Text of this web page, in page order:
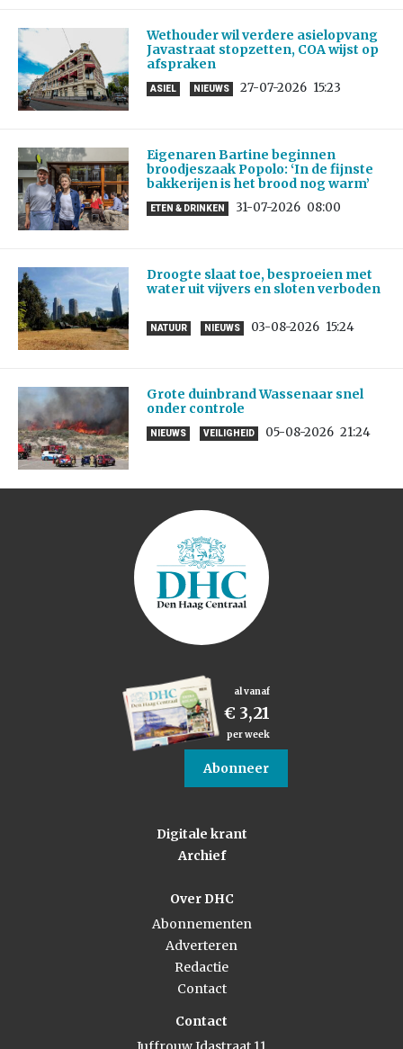
Wethouder wil verdere asielopvang
Javastraat stopzetten, COA wijst op
afspraken
ASIEL NIEUWS 27-07-2026 15:23
Eigenaren Bartine beginnen
broodjeszaak Popolo: ‘In de fijnste
bakkerijen is het brood nog warm’
ETEN & DRINKEN 31-07-2026 08:00
Droogte slaat toe, besproeien met
water uit vijvers en sloten verboden
NATUUR NIEUWS 03-08-2026 15:24
Grote duinbrand Wassenaar snel
onder controle
NIEUWS VEILIGHEID 05-08-2026 21:24
al vanaf
€ 3,21
per week
Abonneer
Digitale krant
Archief
Over DHC
Abonnementen
Adverteren
Redactie
Contact
Contact